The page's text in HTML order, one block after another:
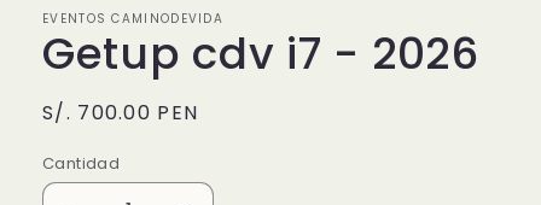
una
ventana
modal
EVENTOS CAMINODEVIDA
Getup cdv i7 - 2026
Precio
S/. 700.00 PEN
Cantidad